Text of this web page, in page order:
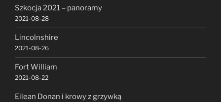
Szkocja 2021 – panoramy
2021-08-28
Lincolnshire
2021-08-26
Fort William
2021-08-22
Eilean Donan i krowy z grzywką